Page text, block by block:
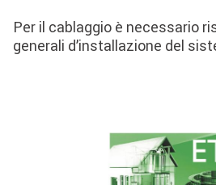
Per il cablaggio è necessario
generali d’installazione del